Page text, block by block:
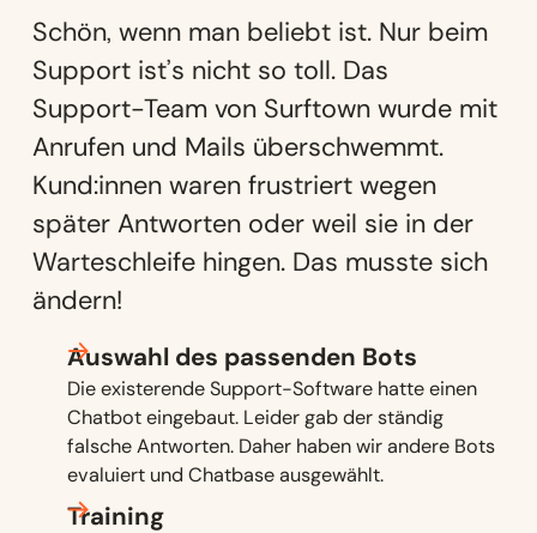
Schön, wenn man beliebt ist. Nur beim
Support ist’s nicht so toll. Das
Support-Team von Surftown wurde mit
Anrufen und Mails überschwemmt.
Kund:innen waren frustriert wegen
später Antworten oder weil sie in der
Warteschleife hingen. Das musste sich
ändern!
Auswahl des passenden Bots
Die existerende Support-Software hatte einen
Chatbot eingebaut. Leider gab der ständig
falsche Antworten. Daher haben wir andere Bots
evaluiert und Chatbase ausgewählt.
Training